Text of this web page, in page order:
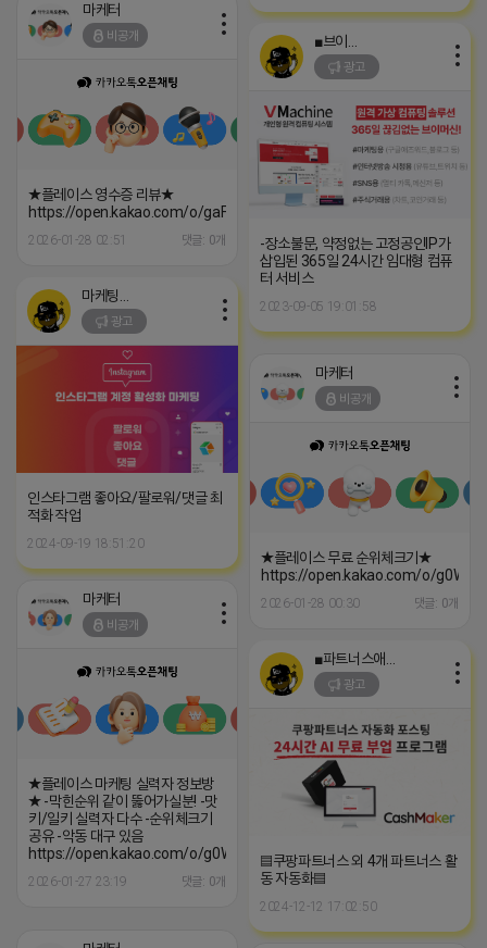
마케터
비공개
★플레이스 영수증 리뷰★
https://open.kakao.com/o/gaFY14ai
2026-01-28 02:51 댓글: 0개
광고
-장소불문, 약정없는 고정공인IP가
삽입된 365일 24시간 임대형 컴퓨
터 서비스
2023-09-05 19:01:58
광고
인스타그램 좋아요/팔로워/댓글 최
적화 작업
2024-09-19 18:51:20
마케터
비공개
★플레이스 무료 순위체크기★
https://open.kakao.com/o/
2026-01-28 00:30 댓글: 0개
마케터
비공개
★플레이스 마케팅 실력자 정보방
★ -막힌순위 같이 뚫어가실분! -맛
키/일키 실력자 다수 -순위체크기
공유 -악동 대구 있음
https://open.kakao.com/o/g0WCxpXh
2026-01-27 23:19 댓글: 0개
광고
▤쿠팡파트너스 외 4개 파트너스 활
동 자동화▤
2024-12-12 17:02:50